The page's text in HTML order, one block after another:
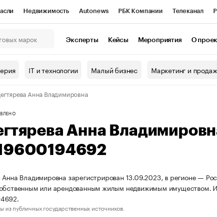
Недвижимость Autonews РБК Компании Телеканал
Проверка контрагентов
Эксперты Кейсы Мероприятия О
IT и технологии Малый бизнес Маркетинг и
Анна Владимировна
Анна
Владимировна зарегистрирован 13.09.2023, в регионе —
или арендованным жилым недвижимым
из публичных государственных источников.